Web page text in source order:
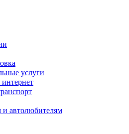
услуги
автолюбителям